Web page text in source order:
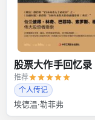
股票大作手回忆录
推荐
个人传记
埃德温·勒菲弗